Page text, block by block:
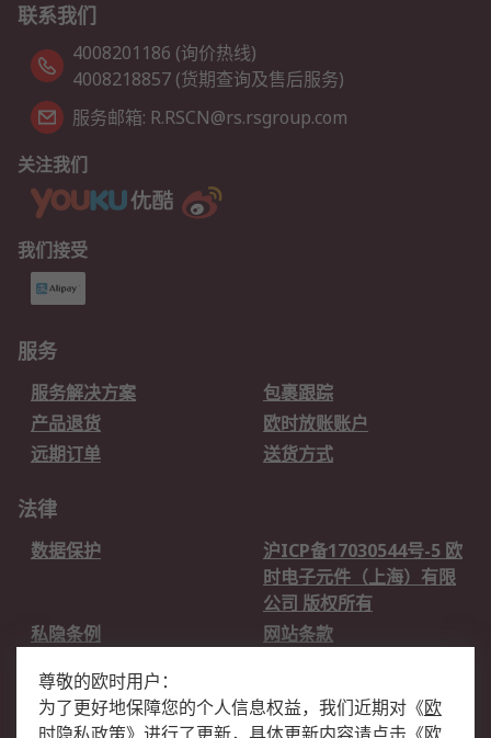
联系我们
4008201186 (询价热线)
4008218857 (货期查询及售后服务)
服务邮箱: R.RSCN@rs.rsgroup.com
关注我们
我们接受
服务
服务解决方案
包裹跟踪
产品退货
欧时放账账户
远期订单
送货方式
法律
数据保护
沪ICP备17030544号-5 欧
时电子元件（上海）有限
公司 版权所有
私隐条例
网站条款
关于欧时
尊敬的欧时用户：
为了更好地保障您的个人信息权益，我们近期对 《欧